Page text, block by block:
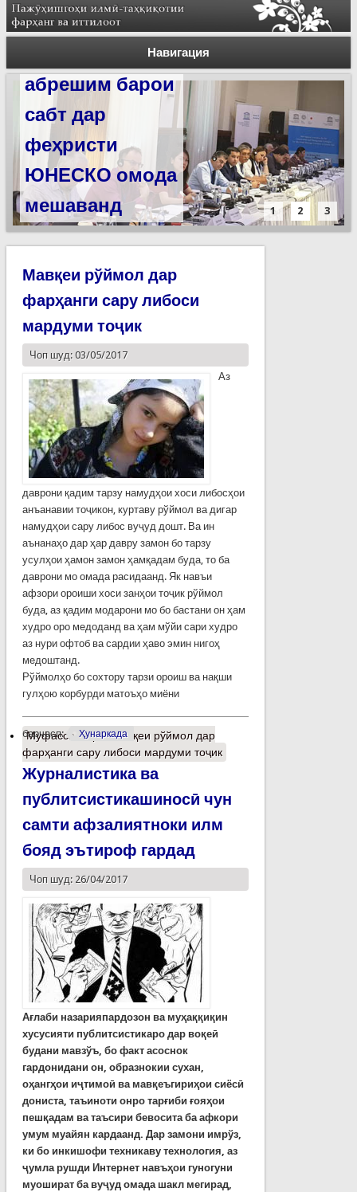
Навигация
Силсилаи
ёдгориҳои роҳи
абрешим барои
сабт дар
феҳристи
ЮНЕСКО омода
мешаванд
1 2 3
Мавқеи рўймол дар
фарҳанги сару либоси
мардуми тоҷик
Чоп шуд: 03/05/2017
Аз
даврони қадим тарзу намудҳои хоси либосҳои
анъанавии тоҷикон, куртаву рўймол ва дигар
намудҳои сару либос вуҷуд дошт. Ва ин
аънанаҳо дар ҳар давру замон бо тарзу
усулҳои ҳамон замон ҳамқадам буда, то ба
даврони мо омада расидаанд. Як навъи
афзори ороиши хоси занҳои тоҷик рўймол
буда, аз қадим модарони мо бо бастани он ҳам
худро оро медоданд ва ҳам мўйи сари худро
аз нури офтоб ва сардии ҳаво эмин нигоҳ
медоштанд.
Рўймолҳо бо сохтору тарзи ороиш ва нақши
гулҳою корбурди матоъҳо миёни
барчасп: Ҳунаркада
Муфассалтаро Мавқеи рўймол дар
фарҳанги сару либоси мардуми тоҷик
Журналистика ва
публитсистикашиносӣ чун
самти афзалиятноки илм
бояд эътироф гардад
Чоп шуд: 26/04/2017
Ағлаби назарияпардозон ва муҳаққиқин
хусусияти публитсистикаро дар воқеӣ
будани мавзўъ, бо факт асоснок
гардонидани он, образнокии сухан,
оҳангҳои иҷтимоӣ ва мавқеъгириҳои сиёсӣ
дониста, таъиноти онро тарғиби ғояҳои
пешқадам ва таъсири бевосита ба афкори
умум муайян кардаанд. Дар замони имрўз,
ки бо инкишофи техникаву технология, аз
ҷумла рушди Интернет навъҳои гуногуни
муошират ба вуҷуд омада шакл мегирад,